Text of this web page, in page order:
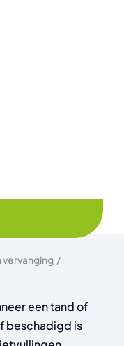
vervanging
een tand of
beschadigd is